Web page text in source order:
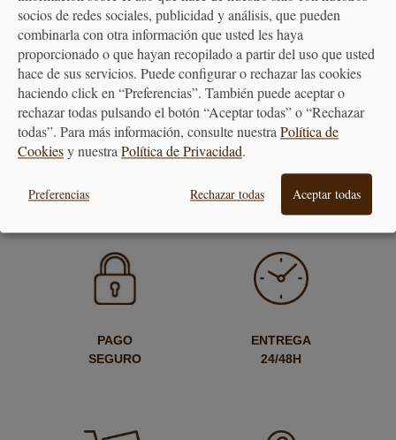
Jarra Cristal con Figura -
Varios Diseños
61,00 €
PAGO
SEGURO
ENTREGA
24/48H
socios de redes sociales, publicidad y análisis, que pueden
combinarla con otra información que usted les haya
proporcionado o que hayan recopilado a partir del uso que usted
hace de sus servicios. Puede configurar o rechazar las cookies
haciendo click en “Preferencias”. También puede aceptar o
rechazar todas pulsando el botón “Aceptar todas” o “Rechazar
todas”. Para más información, consulte nuestraPolítica de
Cookiesy nuestraPolítica de Privacidad.
Preferencias Rechazar todas Aceptar todas